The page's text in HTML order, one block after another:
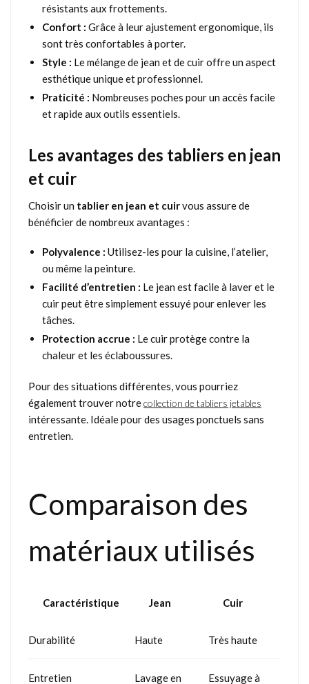
résistants aux frottements.
Confort : Grâce à leur ajustement ergonomique, ils
sont très confortables à porter.
Style : Le mélange de jean et de cuir offre un aspect
esthétique unique et professionnel.
Praticité : Nombreuses poches pour un accès facile
et rapide aux outils essentiels.
Les avantages des tabliers en jean
et cuir
Choisir un tablier en jean et cuirvous assure de
bénéficier de nombreux avantages :
Polyvalence : Utilisez-les pour la cuisine, l’atelier,
ou même la peinture.
Facilité d’entretien : Le jean est facile à laver et le
cuir peut être simplement essuyé pour enlever les
tâches.
Protection accrue : Le cuir protège contre la
chaleur et les éclaboussures.
Pour des situations différentes, vous pourriez
également trouver notrecollection de tabliers jetables
intéressante. Idéale pour des usages ponctuels sans
entretien.
Comparaison des
matériaux utilisés
Caractéristique Jean Cuir
Durabilité Haute Très haute
Entretien
Lavage en
Essuyage à